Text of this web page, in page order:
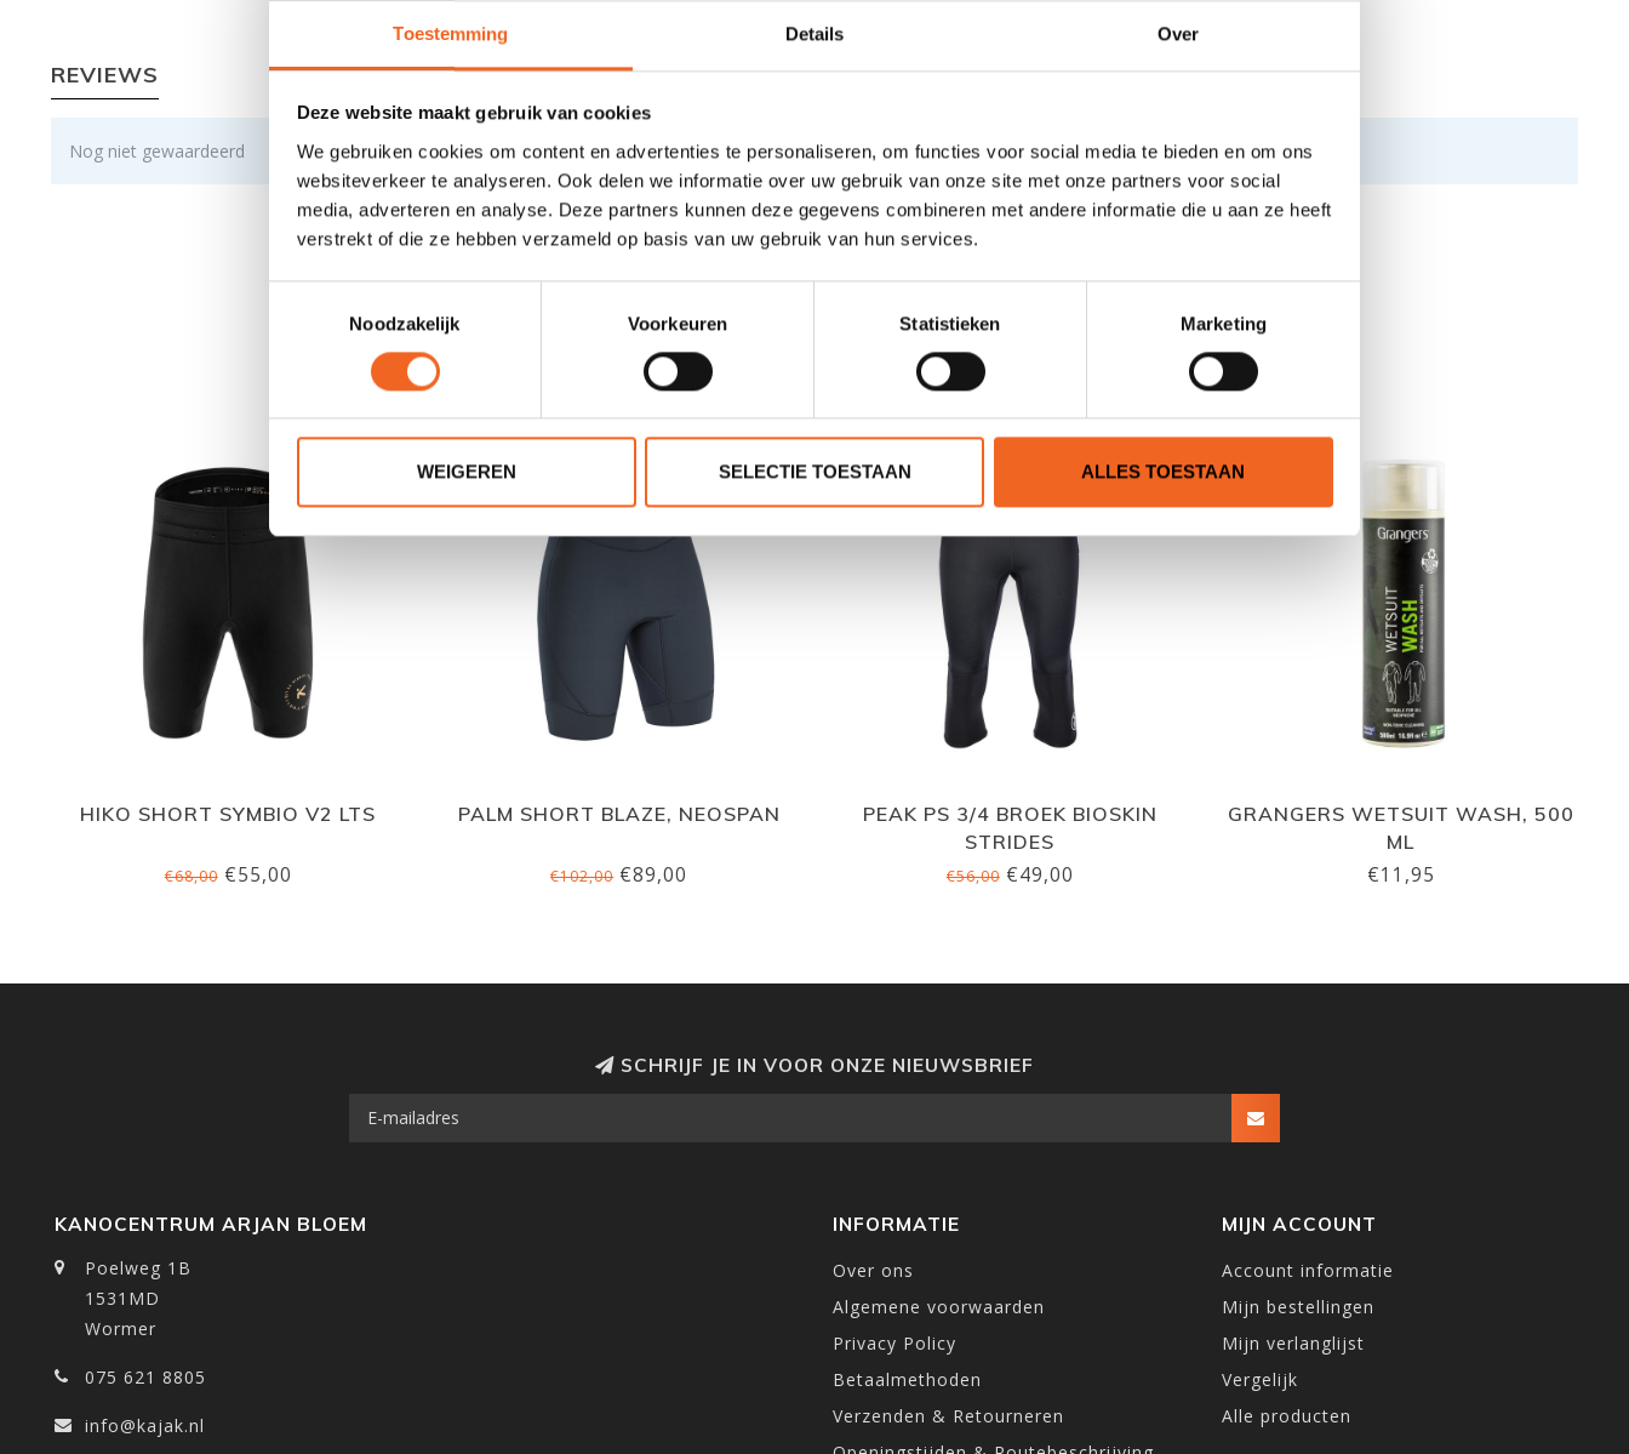
Toestemming Details Over
Deze website maakt gebruik van cookies
We gebruiken cookies om content en advertenties te personaliseren, om functies voor social media te bieden en om ons
websiteverkeer te analyseren. Ook delen we informatie over uw gebruik van onze site met onze partners voor social
media, adverteren en analyse. Deze partners kunnen deze gegevens combineren met andere informatie die u aan ze heeft
verstrekt of die ze hebben verzameld op basis van uw gebruik van hun services.
Noodzakelijk
Voorkeuren Statistieken Marketing
WEIGEREN SELECTIE TOESTAAN ALLES TOESTAAN
REVIEWS
Nog niet gewaardeerd
0 sterren op basis van 0 beoordelingen
GERELATEERDE PRODUCTEN
HIKO SHORT SYMBIO V2 LTS
€68,00€55,00
PALM SHORT BLAZE, NEOSPAN
€102,00€89,00
PEAK PS 3/4 BROEK BIOSKIN
STRIDES
€56,00€49,00
GRANGERS WETSUIT WASH, 500
ML
€11,95
SCHRIJF JE IN VOOR ONZE NIEUWSBRIEF
KANOCENTRUM ARJAN BLOEM
Poelweg 1B
1531MD
Wormer
075 621 8805
info@kajak.nl
INFORMATIE
Over ons
Algemene voorwaarden
Privacy Policy
Betaalmethoden
Verzenden & Retourneren
MIJN ACCOUNT
Account informatie
Mijn bestellingen
Mijn verlanglijst
Vergelijk
Alle producten